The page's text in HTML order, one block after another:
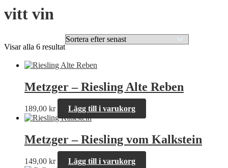
vitt vin
Visar alla 6 resultatSortera
senaste
Metzger – Riesling Alte Reben
189,00 kr Lägg till i varukorg
Metzger – Riesling vom Kalkstein
149,00 kr Lägg till i varukorg